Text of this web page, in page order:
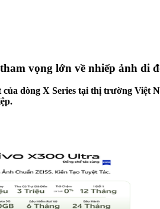
vọng lớn về nhiếp ảnh di
dòng X Series tại thị trường